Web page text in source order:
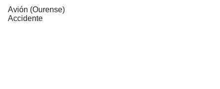
Avión (Ourense)
Accidente